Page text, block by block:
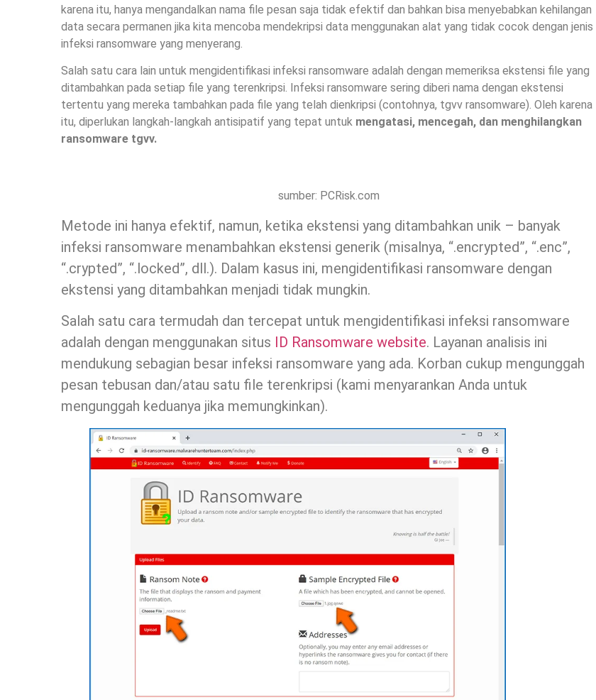
karena itu, hanya mengandalkan nama file pesan saja tidak efektif dan bahkan bisa menyebabkan kehilangan
data secara permanen jika kita mencoba mendekripsi data menggunakan alat yang tidak cocok dengan jenis
infeksi ransomware yang menyerang.
Salah satu cara lain untuk mengidentifikasi infeksi ransomware adalah dengan memeriksa ekstensi file yang
ditambahkan pada setiap file yang terenkripsi. Infeksi ransomware sering diberi nama dengan ekstensi
tertentu yang mereka tambahkan pada file yang telah dienkripsi (contohnya, tgvv ransomware). Oleh karena
itu, diperlukan langkah-langkah antisipatif yang tepat untuk mengatasi, mencegah, dan menghilangkan
ransomware tgvv.
sumber: PCRisk.com
Metode ini hanya efektif, namun, ketika ekstensi yang ditambahkan unik – banyak
infeksi ransomware menambahkan ekstensi generik (misalnya, “.encrypted”, “.enc”,
“.crypted”, “.locked”, dll.). Dalam kasus ini, mengidentifikasi ransomware dengan
ekstensi yang ditambahkan menjadi tidak mungkin.
Salah satu cara termudah dan tercepat untuk mengidentifikasi infeksi ransomware
adalah dengan menggunakan situs ID Ransomware website. Layanan analisis ini
mendukung sebagian besar infeksi ransomware yang ada. Korban cukup mengunggah
pesan tebusan dan/atau satu file terenkripsi (kami menyarankan Anda untuk
mengunggah keduanya jika memungkinkan).